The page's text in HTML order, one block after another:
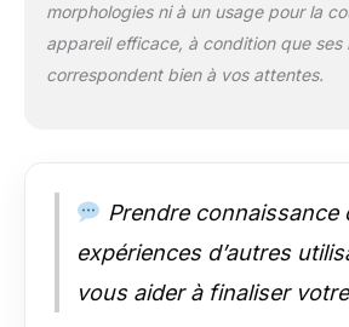
morphologies ni à un usage pour la
appareil efficace, à condition que ses
correspondent bien à vos attentes.
Prendre connaissance
expériences d’autres
vous aider à finaliser